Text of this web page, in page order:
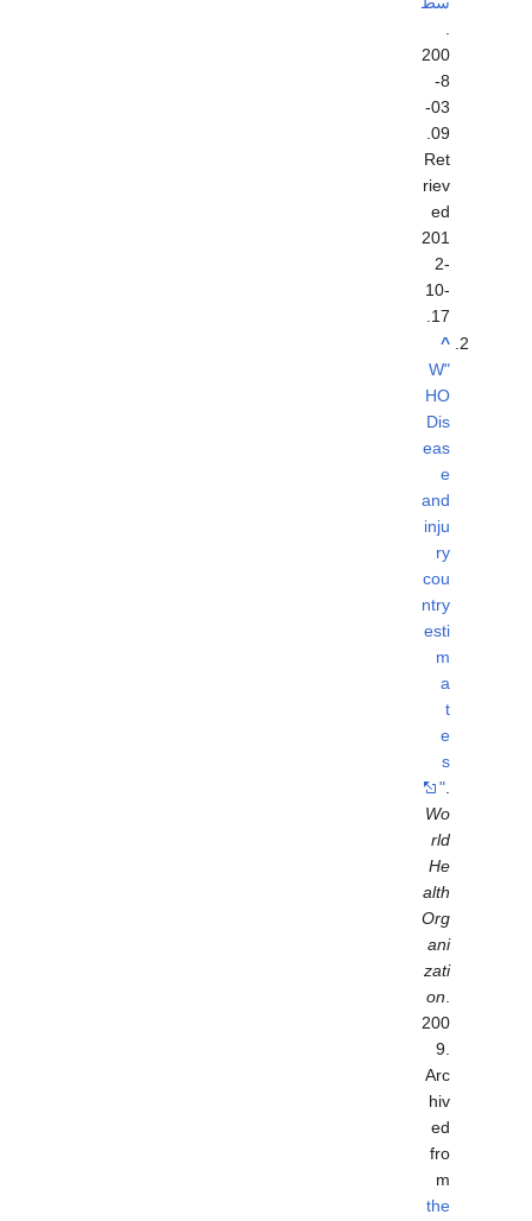
200
8-
03-
09
.
Ret
riev
ed
201
2-
10-
17
^
"W
HO
Dis
eas
e
and
inju
ry
cou
ntry
esti
m
a
t
e
s
"
Wo
rld
He
alth
Org
ani
zati
on
200
9.
Arc
hiv
ed
fro
m
the